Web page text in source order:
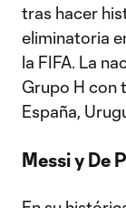
tras hacer
eliminatoria
la FIFA. La
Grupo H con
España,
Messi y De